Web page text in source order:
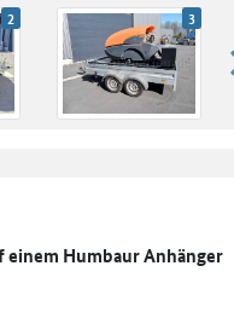
2 3
Humbaur Anhänger